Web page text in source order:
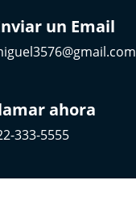
un Email
ahora
333-5555